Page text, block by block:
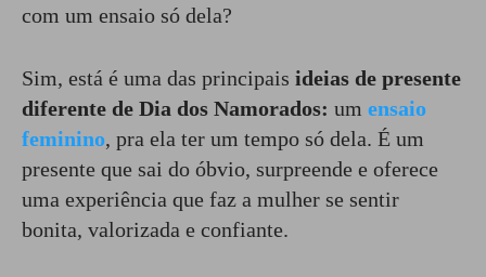
com um ensaio só dela?
Sim, está é uma das principais ideias de presente
diferente de Dia dos Namorados: um ensaio
feminino, pra ela ter um tempo só dela. É um
presente que sai do óbvio, surpreende e oferece
uma experiência que faz a mulher se sentir
bonita, valorizada e confiante.